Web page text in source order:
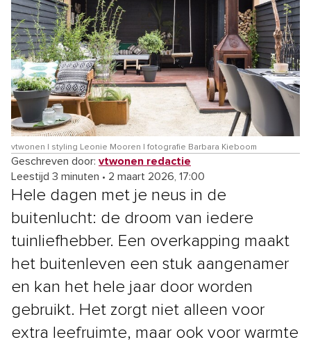
vtwonen | styling Leonie Mooren | fotografie Barbara Kieboom
Geschreven door: vtwonen redactie
Leestijd 3 minuten • 2 maart 2026, 17:00
Hele dagen met je neus in de
buitenlucht: de droom van iedere
tuinliefhebber. Een overkapping maakt
het buitenleven een stuk aangenamer
en kan het hele jaar door worden
gebruikt. Het zorgt niet alleen voor
extra leefruimte, maar ook voor warmte